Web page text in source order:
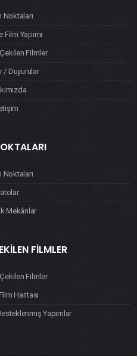
Noktaları
Yapımı
Filmler
/ Duyurular
Noktaları
Mekânlar
FILMLER
Filmler
Haritası
Yapımlar